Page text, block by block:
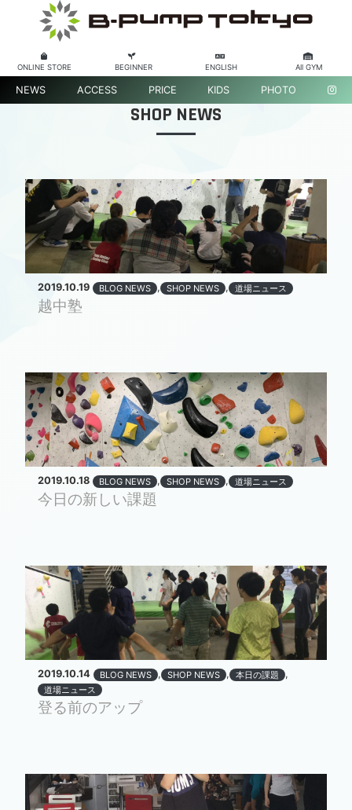
ONLINE STORE BEGINNER ENGLISH All GYM
NEWS ACCESS PRICE KIDS PHOTO
SHOP NEWS
2019.10.19 BLOG NEWS , SHOP NEWS , 道場ニュース
越中塾
2019.10.18 BLOG NEWS , SHOP NEWS , 道場ニュース
今日の新しい課題
2019.10.14 BLOG NEWS , SHOP NEWS , 本日の課題 ,
道場ニュース
登る前のアップ